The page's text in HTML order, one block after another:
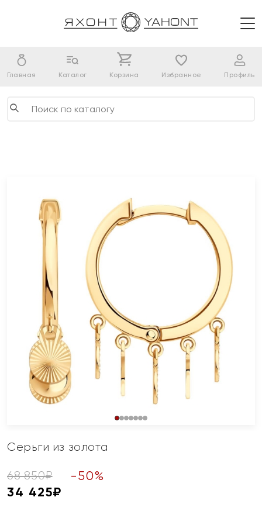
Главная Каталог Корзина Избранное Профиль
Серьги из золота
68 850₽ -50%
34 425₽